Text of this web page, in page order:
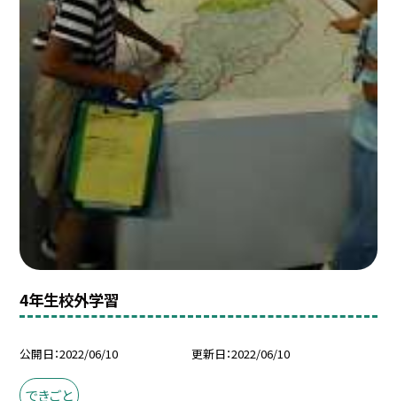
4年生校外学習
公開日 2022/06/10 更新日 2022/06/10
できごと